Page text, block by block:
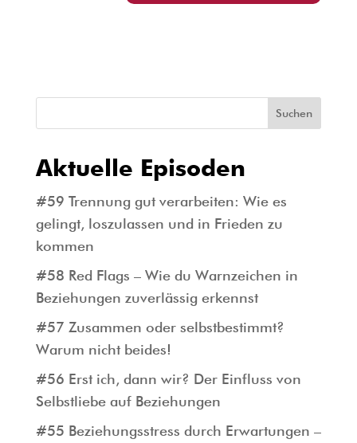
Suchen
Aktuelle Episoden
#59 Trennung gut verarbeiten: Wie es
gelingt, loszulassen und in Frieden zu
kommen
#58 Red Flags – Wie du Warnzeichen in
Beziehungen zuverlässig erkennst
#57 Zusammen oder selbstbestimmt?
Warum nicht beides!
#56 Erst ich, dann wir? Der Einfluss von
Selbstliebe auf Beziehungen
#55 Beziehungsstress durch Erwartungen –